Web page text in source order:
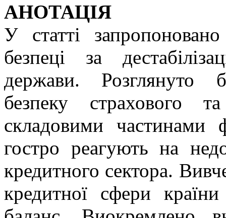
АНОТАЦІЯ
У статті
безпеці за
держави. Розглянуто
безпеку страхового
складовими частинами
гостро реагують на
кредитного сектора.
кредитної сфери